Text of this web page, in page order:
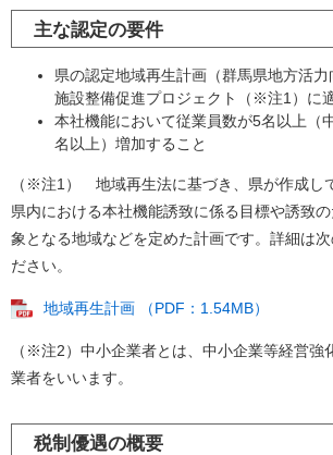
主な認定の要件
県の認定地域再生計画（群馬県地方活
施設整備促進プロジェクト（※注1）に
本社機能において従業員数が5名以上（
名以上）増加すること
（※注1） 地域再生法に基づき、県が作成し
県内における本社機能誘致に係る目標や誘致
象となる地域などを定めた計画です。詳細は次
ださい。
地域再生計画 （PDF：1.54MB）
（※注2）中小企業者とは、中小企業等経営強
業者をいいます。
税制優遇の概要